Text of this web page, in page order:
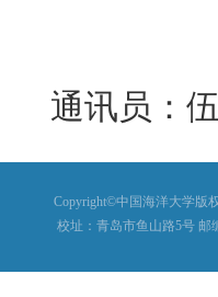
通讯员：
Copyright©中国海洋大学版
校址：青岛市鱼山路5号 邮